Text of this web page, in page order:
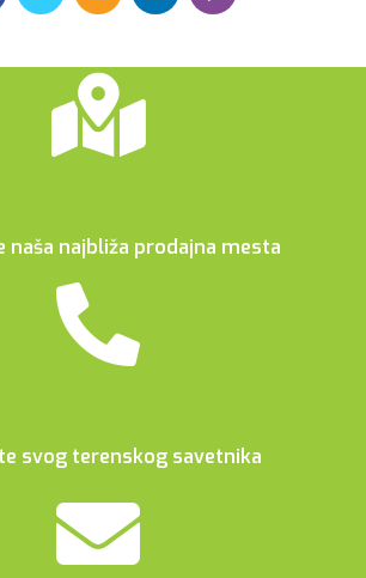
naša najbliža prodajna mesta
svog terenskog savetnika